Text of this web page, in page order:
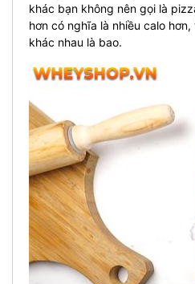
khác bạn không nên gọi là
hơn có nghĩa là nhiều calo
khác nhau là bao.